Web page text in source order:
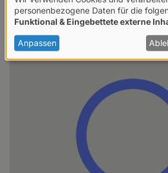
Netiquette für Kommentare
Share
news
Verwendung
von
personenbezogenen
Daten
personenbezogene Daten für die
Funktional & Eingebettete externe
Anpassen